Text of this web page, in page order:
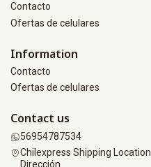
Contacto
Ofertas de celulares
Information
Contacto
Ofertas de celulares
Contact us
56954787534
Chilexpress Shipping Location
Dirección